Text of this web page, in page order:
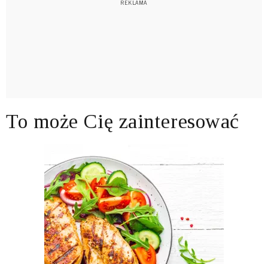
To może Cię zainteresować